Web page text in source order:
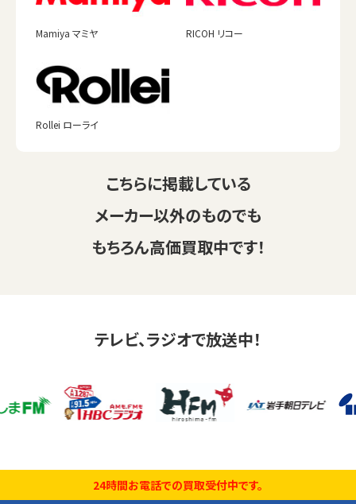
Mamiya マミヤ RICOH リコー
Rollei ローライ
こちらに掲載している
メーカー以外のものでも
もちろん高価買取中です！
テレビ、ラジオで放送中！
24時間お電話での買取受付中です。